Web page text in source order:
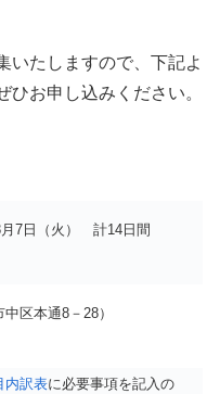
たしますので、下記よ
ひお申し込みください。
7日（火） 計14日間
区本通8－28）
内訳表に必要事項を記入の